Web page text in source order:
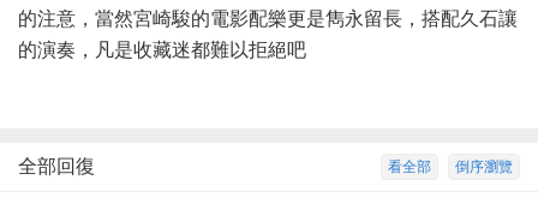
的注意，當然宮崎駿的電影配樂更是雋永留長，搭配久石讓
的演奏，凡是收藏迷都難以拒絕吧
倒序瀏覽
看全部
全部回復